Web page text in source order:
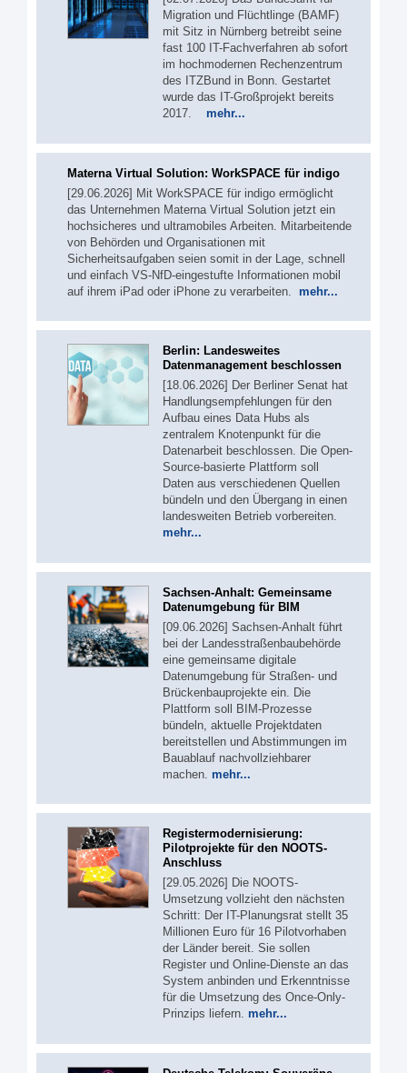
Migration und Flüchtlinge (BAMF)
mit Sitz in Nürnberg betreibt seine
fast 100 IT-Fachverfahren ab sofort
im hochmodernen Rechenzentrum
des ITZBund in Bonn. Gestartet
wurde das IT-Großprojekt bereits
2017. mehr...
Materna Virtual Solution: WorkSPACE für indigo
[29.06.2026] Mit WorkSPACE für indigo ermöglicht
das Unternehmen Materna Virtual Solution jetzt ein
hochsicheres und ultramobiles Arbeiten. Mitarbeitende
von Behörden und Organisationen mit
Sicherheitsaufgaben seien somit in der Lage, schnell
und einfach VS-NfD-eingestufte Informationen mobil
auf ihrem iPad oder iPhone zu verarbeiten. mehr...
Berlin: Landesweites
Datenmanagement beschlossen
[18.06.2026] Der Berliner Senat hat
Handlungsempfehlungen für den
Aufbau eines Data Hubs als
zentralem Knotenpunkt für die
Datenarbeit beschlossen. Die Open-
Source-basierte Plattform soll
Daten aus verschiedenen Quellen
bündeln und den Übergang in einen
landesweiten Betrieb vorbereiten.
mehr...
Sachsen-Anhalt: Gemeinsame
Datenumgebung für BIM
[09.06.2026] Sachsen-Anhalt führt
bei der Landesstraßenbaubehörde
eine gemeinsame digitale
Datenumgebung für Straßen- und
Brückenbauprojekte ein. Die
Plattform soll BIM-Prozesse
bündeln, aktuelle Projektdaten
bereitstellen und Abstimmungen im
Bauablauf nachvollziehbarer
machen. mehr...
Registermodernisierung:
Pilotprojekte für den NOOTS-
Anschluss
[29.05.2026] Die NOOTS-
Umsetzung vollzieht den nächsten
Schritt: Der IT-Planungsrat stellt 35
Millionen Euro für 16 Pilotvorhaben
der Länder bereit. Sie sollen
Register und Online-Dienste an das
System anbinden und Erkenntnisse
für die Umsetzung des Once-Only-
Prinzips liefern. mehr...